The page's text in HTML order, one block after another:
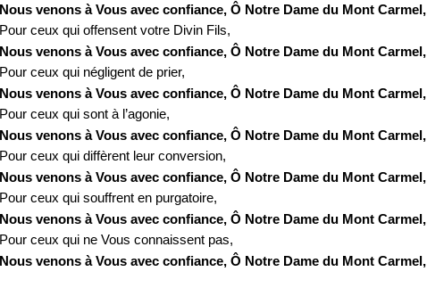
Nous venons à Vous avec confiance, Ô Notre Dame du Mont Carmel,
Pour ceux qui offensent votre Divin Fils,
Nous venons à Vous avec confiance, Ô Notre Dame du Mont Carmel,
Pour ceux qui négligent de prier,
Nous venons à Vous avec confiance, Ô Notre Dame du Mont Carmel,
Pour ceux qui sont à l’agonie,
Nous venons à Vous avec confiance, Ô Notre Dame du Mont Carmel,
Pour ceux qui diffèrent leur conversion,
Nous venons à Vous avec confiance, Ô Notre Dame du Mont Carmel,
Pour ceux qui souffrent en purgatoire,
Nous venons à Vous avec confiance, Ô Notre Dame du Mont Carmel,
Pour ceux qui ne Vous connaissent pas,
Nous venons à Vous avec confiance, Ô Notre Dame du Mont Carmel,